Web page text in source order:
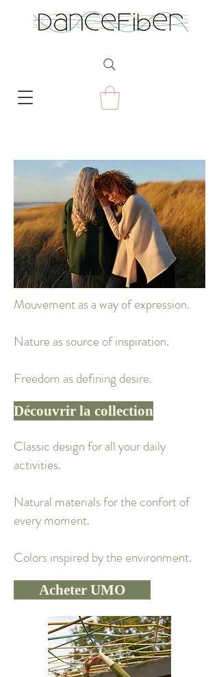
Mouvement as a way of expression.
Nature as source of inspiration.
Freedom as defining desire.
Découvrir la collection
Classic design for all your daily
activities.
Natural materials for the confort of
every moment.
Colors inspired by the environment.
Acheter UMO